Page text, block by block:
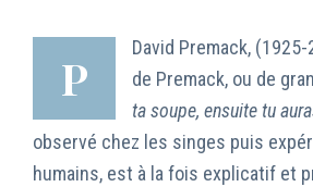
P
David Premack,
de Premack, ou de
ta soupe, ensuite tu
observé chez les singes puis
humains, est à la fois explicatif et